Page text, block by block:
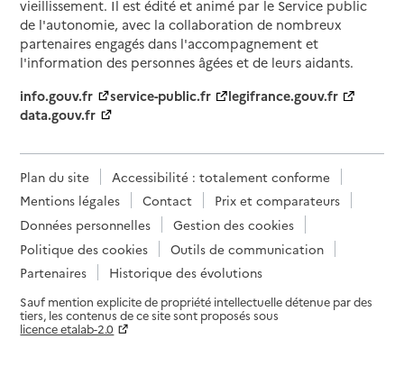
vieillissement. Il est édité et animé par le Service public
de l'autonomie, avec la collaboration de nombreux
partenaires engagés dans l'accompagnement et
l'information des personnes âgées et de leurs aidants.
info.gouv.fr
service-public.fr
legifrance.gouv.fr
data.gouv.fr
Plan du site
Accessibilité : totalement conforme
Mentions légales
Contact
Prix et comparateurs
Données personnelles
Gestion des cookies
Politique des cookies
Outils de communication
Partenaires
Historique des évolutions
Sauf mention explicite de propriété intellectuelle détenue par des
tiers, les contenus de ce site sont proposés sous
licence etalab-2.0